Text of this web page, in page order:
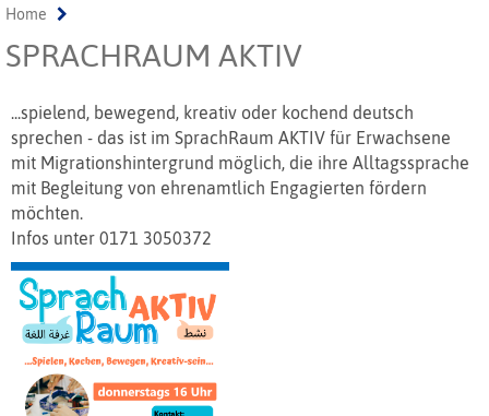
Home
SPRACHRAUM AKTIV
...spielend, bewegend, kreativ oder kochend deutsch
sprechen - das ist im SprachRaum AKTIV für Erwachsene
mit Migrationshintergrund möglich, die ihre Alltagssprache
mit Begleitung von ehrenamtlich Engagierten fördern
möchten.
Infos unter 0171 3050372